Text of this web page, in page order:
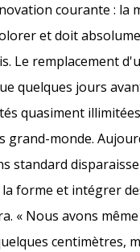
courante : la
et doit
Le remplacement
quelques jours
quasiment
grand-monde.
standard
forme et intégrer
« Nous avons
centimètres,